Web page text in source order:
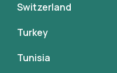
Switzerland
Turkey
Tunisia